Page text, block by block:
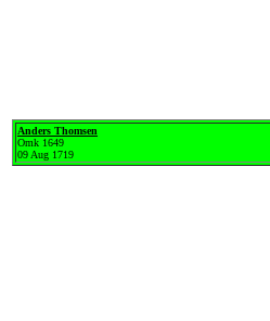
Anders Thomsen
Omk 1649
09 Aug 1719